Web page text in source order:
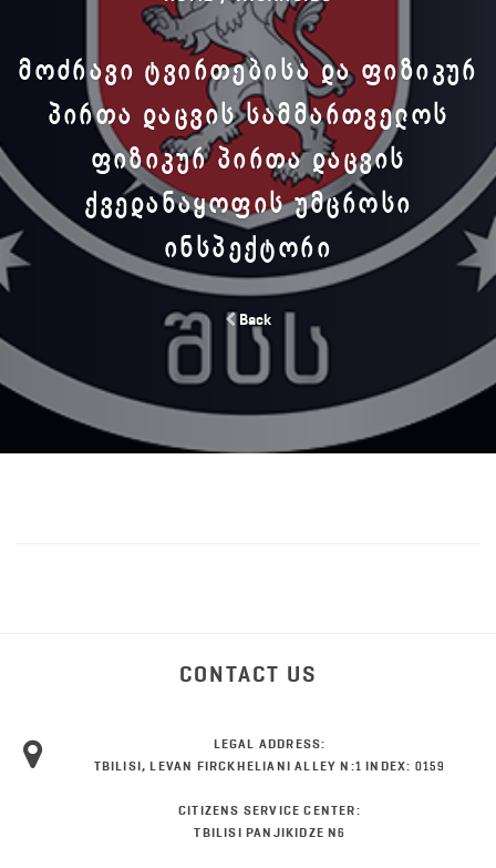
ᲛᲝᲫᲠᲐᲕᲘ ᲢᲕᲘᲠᲗᲔᲑᲘᲡᲐ ᲓᲐ ᲤᲘᲖᲘᲙᲣᲠ
ᲞᲘᲠᲗᲐ ᲓᲐᲪᲕᲘᲡ ᲡᲐᲛᲛᲐᲠᲗᲕᲔᲚᲝᲡ
ᲤᲘᲖᲘᲙᲣᲠ ᲞᲘᲠᲗᲐ ᲓᲐᲪᲕᲘᲡ
ᲥᲕᲔᲓᲐᲜᲐᲧᲝᲤᲘᲡ ᲣᲛᲪᲠᲝᲡᲘ
ᲘᲜᲡᲞᲔᲥᲢᲝᲠᲘ
Back
CONTACT US
LEGAL ADDRESS:
TBILISI, LEVAN FIRCKHELIANI ALLEY N:1 INDEX: 0159
CITIZENS SERVICE CENTER:
TBILISI PANJIKIDZE N6